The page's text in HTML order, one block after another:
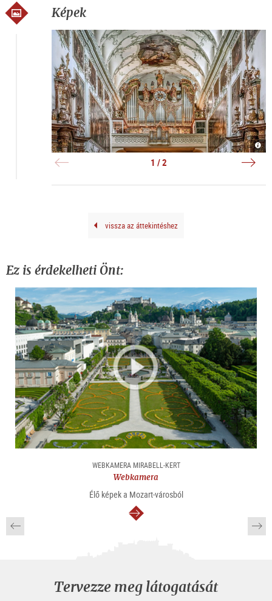
Képek
|
1 / 2
vissza az áttekintéshez
Ez is érdekelheti Önt:
WEBKAMERA MIRABELL-KERT
Webkamera
Élő képek a Mozart-városból
Tovább
Tervezze meg látogatását